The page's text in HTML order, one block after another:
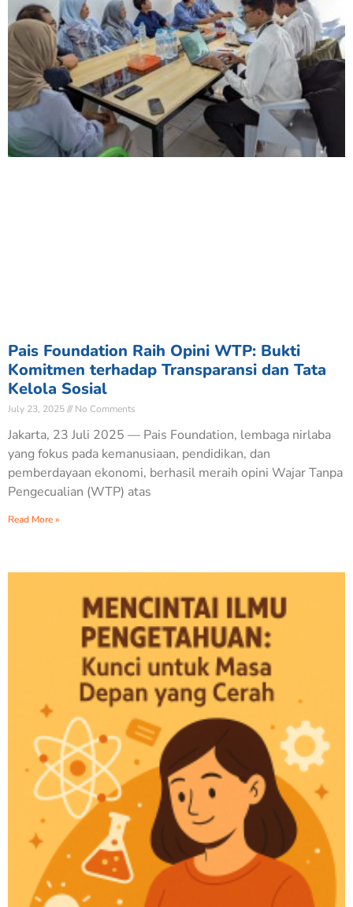
Pais Foundation Raih Opini WTP: Bukti
Komitmen terhadap Transparansi dan Tata
Kelola Sosial
July 23, 2025 No Comments
Jakarta, 23 Juli 2025 — Pais Foundation, lembaga nirlaba
yang fokus pada kemanusiaan, pendidikan, dan
pemberdayaan ekonomi, berhasil meraih opini Wajar Tanpa
Pengecualian (WTP) atas
Read More »